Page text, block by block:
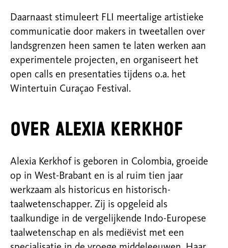
Daarnaast stimuleert FLI meertalige artistieke
communicatie door makers in tweetallen over
landsgrenzen heen samen te laten werken aan
experimentele projecten, en organiseert het
open calls en presentaties tijdens o.a. het
Wintertuin Curaçao Festival.
Over Alexia Kerkhof
Alexia Kerkhof is geboren in Colombia, groeide
op in West-Brabant en is al ruim tien jaar
werkzaam als historicus en historisch-
taalwetenschapper. Zij is opgeleid als
taalkundige in de vergelijkende Indo-Europese
taalwetenschap en als mediëvist met een